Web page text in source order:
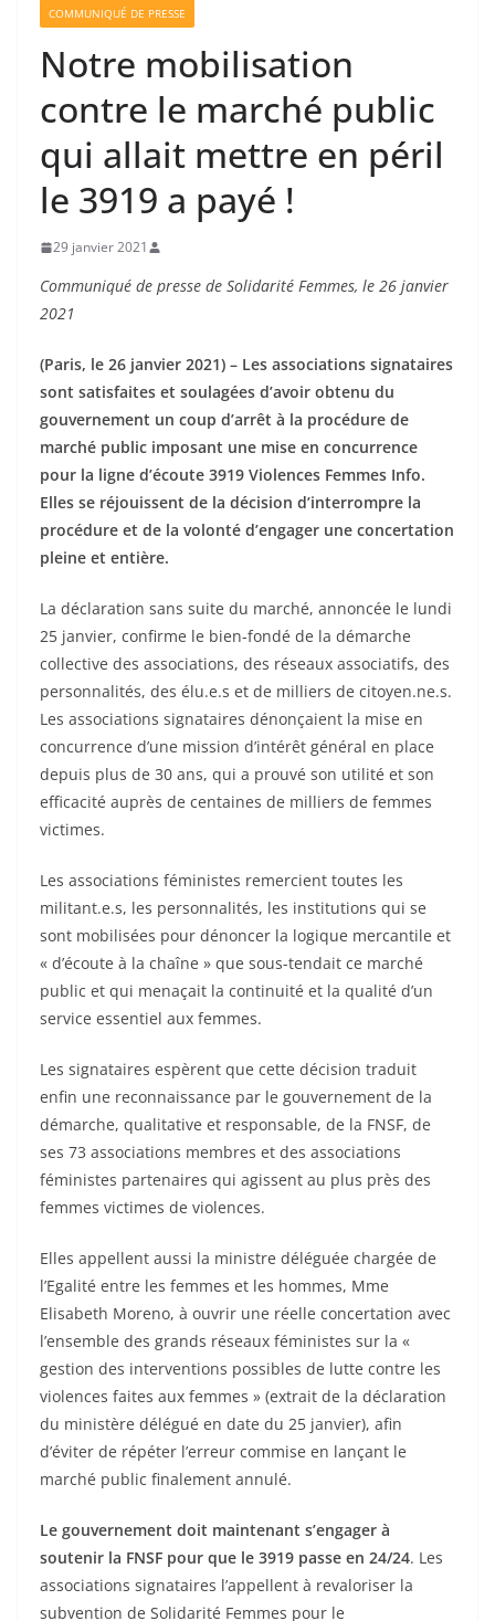
COMMUNIQUÉ DE PRESSE
Notre mobilisation
contre le marché public
qui allait mettre en péril
le 3919 a payé !
29 janvier 2021
Communiqué de presse de Solidarité Femmes, le 26 janvier
2021
(Paris, le 26 janvier 2021) – Les associations signataires
sont satisfaites et soulagées d’avoir obtenu du
gouvernement un coup d’arrêt à la procédure de
marché public imposant une mise en concurrence
pour la ligne d’écoute 3919 Violences Femmes Info.
Elles se réjouissent de la décision d’interrompre la
procédure et de la volonté d’engager une concertation
pleine et entière.
La déclaration sans suite du marché, annoncée le lundi
25 janvier, confirme le bien-fondé de la démarche
collective des associations, des réseaux associatifs, des
personnalités, des élu.e.s et de milliers de citoyen.ne.s.
Les associations signataires dénonçaient la mise en
concurrence d’une mission d’intérêt général en place
depuis plus de 30 ans, qui a prouvé son utilité et son
efficacité auprès de centaines de milliers de femmes
victimes.
Les associations féministes remercient toutes les
militant.e.s, les personnalités, les institutions qui se
sont mobilisées pour dénoncer la logique mercantile et
« d’écoute à la chaîne » que sous-tendait ce marché
public et qui menaçait la continuité et la qualité d’un
service essentiel aux femmes.
Les signataires espèrent que cette décision traduit
enfin une reconnaissance par le gouvernement de la
démarche, qualitative et responsable, de la FNSF, de
ses 73 associations membres et des associations
féministes partenaires qui agissent au plus près des
femmes victimes de violences.
Elles appellent aussi la ministre déléguée chargée de
l’Egalité entre les femmes et les hommes, Mme
Elisabeth Moreno, à ouvrir une réelle concertation avec
l’ensemble des grands réseaux féministes sur la «
gestion des interventions possibles de lutte contre les
violences faites aux femmes » (extrait de la déclaration
du ministère délégué en date du 25 janvier), afin
d’éviter de répéter l’erreur commise en lançant le
marché public finalement annulé.
Le gouvernement doit maintenant s’engager à
soutenir la FNSF pour que le 3919 passe en 24/24. Les
associations signataires l’appellent à revaloriser la
subvention de Solidarité Femmes pour le